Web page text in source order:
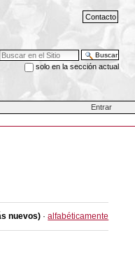
Contacto
Buscar
solo en la sección actual
Entrar
nuevos) · alfabéticamente